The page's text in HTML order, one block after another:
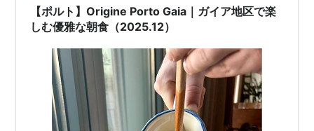
【ポルト】Origine Porto Gaia｜ガイア地区で楽
しむ優雅な朝食（2025.12）